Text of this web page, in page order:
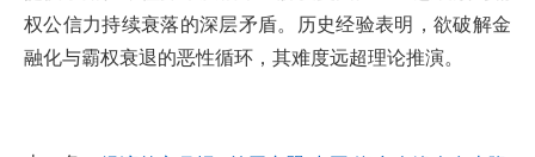
权公信力持续衰落的深层矛盾。历史经验表明，欲破解金
融化与霸权衰退的恶性循环，其难度远超理论推演。